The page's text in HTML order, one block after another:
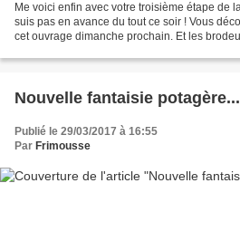
Me voici enfin avec votre troisième étape de
suis pas en avance du tout ce soir ! Vous
cet ouvrage dimanche prochain. Et les
Nouvelle fantaisie potagère...
Publié le 29/03/2017 à 16:55
Par Frimousse